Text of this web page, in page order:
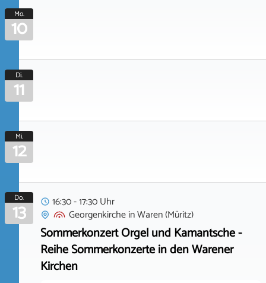
Mo.
10
Di.
11
Mi.
12
Do.
13
16:30 - 17:30 Uhr
GeorgenkircheinWaren (Müritz)
Sommerkonzert Orgel und Kamantsche -
Reihe Sommerkonzerte in den Warener
Kirchen